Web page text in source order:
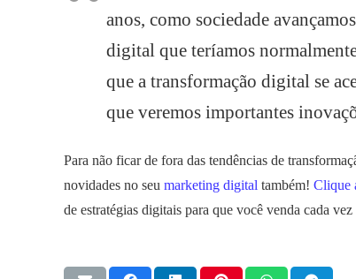
anos, como sociedade
digital que teríamos
que a transformação digital se
que veremos importantes
Para não ficar de fora das tendências de
novidades no seu marketing digital também! Clique
de estratégias digitais para que você venda cada